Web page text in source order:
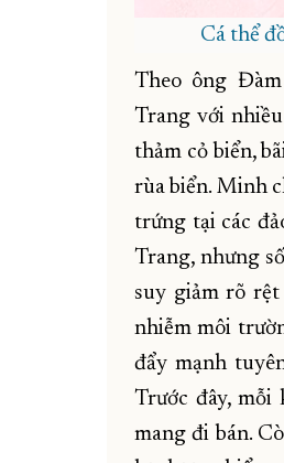
Cá thể
Theo ông
Trang với
thảm cỏ biển,
rùa biển. Minh
trứng tại các
Trang, nhưng
suy giảm rõ
nhiễm môi
đẩy mạnh
Trước đây, mỗi
mang đi bán.